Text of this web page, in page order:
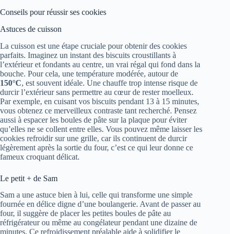
Conseils pour réussir ses cookies
Astuces de cuisson
La cuisson est une étape cruciale pour obtenir des cookies
parfaits. Imaginez un instant des biscuits croustillants à
l’extérieur et fondants au centre, un vrai régal qui fond dans la
bouche. Pour cela, une température modérée, autour de
150°C, est souvent idéale. Une chauffe trop intense risque de
durcir l’extérieur sans permettre au cœur de rester moelleux.
Par exemple, en cuisant vos biscuits pendant 13 à 15 minutes,
vous obtenez ce merveilleux contraste tant recherché. Pensez
aussi à espacer les boules de pâte sur la plaque pour éviter
qu’elles ne se collent entre elles. Vous pouvez même laisser les
cookies refroidir sur une grille, car ils continuent de durcir
légèrement après la sortie du four, c’est ce qui leur donne ce
fameux croquant délicat.
Le petit + de Sam
Sam a une astuce bien à lui, celle qui transforme une simple
fournée en délice digne d’une boulangerie. Avant de passer au
four, il suggère de placer les petites boules de pâte au
réfrigérateur ou même au congélateur pendant une dizaine de
minutes. Ce refroidissement préalable aide à solidifier le